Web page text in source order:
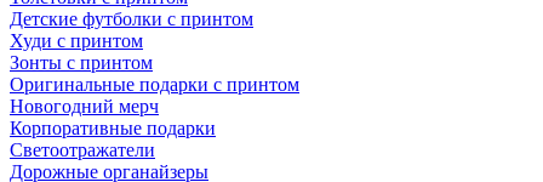
Детские футболки с принтом
Худи с принтом
Зонты с принтом
Оригинальные подарки с принтом
Новогодний мерч
Корпоративные подарки
Светоотражатели
Дорожные органайзеры